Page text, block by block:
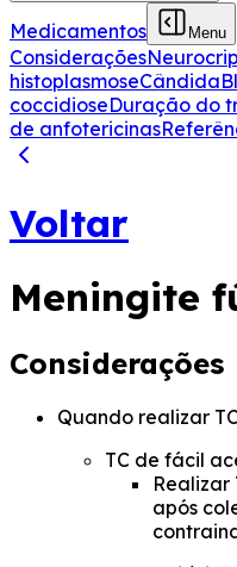
Medicamentos
Menu
Considerações
histoplasmoseCândida
coccidioseDuração do
de anfotericinas
Voltar
Meningite
Considerações
Quando realizar
TC de fácil
Realizar
após